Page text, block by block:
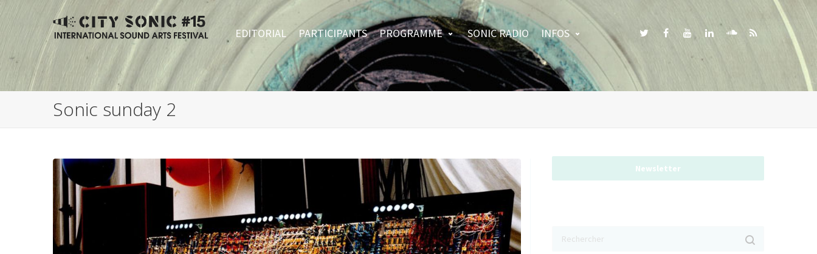
EDITORIAL PARTICIPANTS PROGRAMME SONIC RADIO INFOS
Sonic sunday 2
Newsletter